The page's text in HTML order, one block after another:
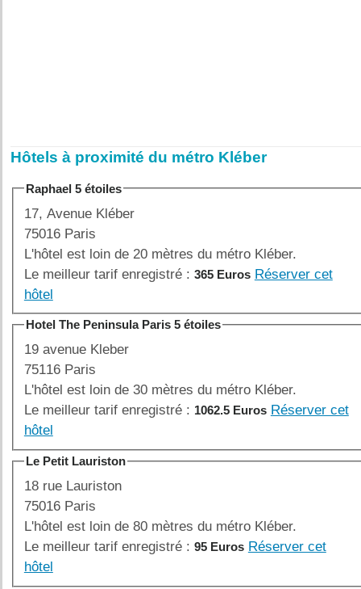
Hôtels à proximité du métro Kléber
Raphael 5 étoiles
17, Avenue Kléber
75016 Paris
L'hôtel est loin de 20 mètres du métro Kléber.
Le meilleur tarif enregistré : 365 Euros Réserver cet
hôtel
Hotel The Peninsula Paris 5 étoiles
19 avenue Kleber
75116 Paris
L'hôtel est loin de 30 mètres du métro Kléber.
Le meilleur tarif enregistré : 1062.5 Euros Réserver cet
hôtel
Le Petit Lauriston
18 rue Lauriston
75016 Paris
L'hôtel est loin de 80 mètres du métro Kléber.
Le meilleur tarif enregistré : 95 Euros Réserver cet
hôtel